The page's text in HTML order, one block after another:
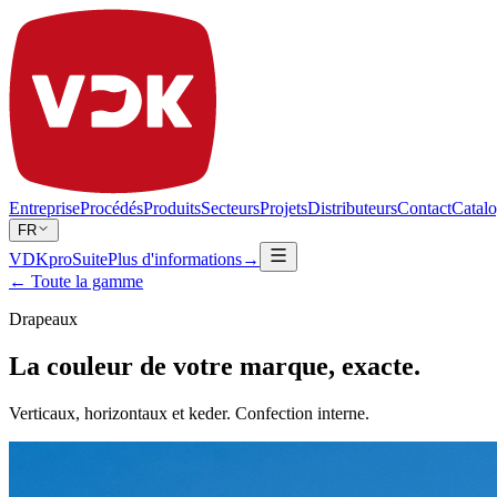
EntrepriseProcédésProduitsSecteursProjetsDistributeursContact
FR
VDKproSuitePlus d'informations→
← Toute la gamme
Drapeaux
La couleur de votre marque, exacte.
Verticaux, horizontaux et keder. Confection interne.